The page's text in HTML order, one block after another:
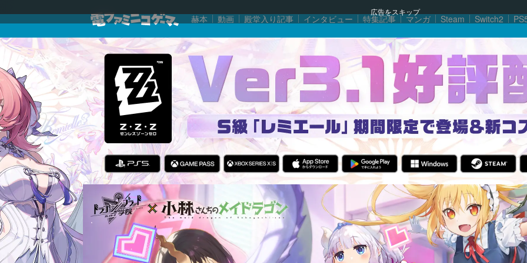
広告をスキップ
赫本 動画 殿堂入り記事 インタビュー 特集記事 マンガ Steam Switch2